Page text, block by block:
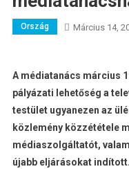
Ország Március 14,
A médiatanács március
pályázati lehetőség a
testület ugyanezen az
közlemény közzététele
médiaszolgáltatót,
újabb eljárásokat